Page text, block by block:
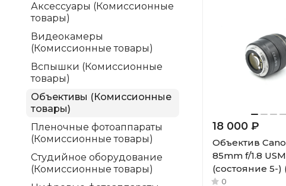
18 000 ₽
Объектив
85mm f/1.8 USM
(состояние 5-)
0
Аксессуары (Комиссионные
товары)
Видеокамеры
(Комиссионные товары)
Вспышки (Комиссионные
товары)
Объективы (Комиссионные
товары)
Пленочные фотоаппараты
(Комиссионные товары)
Студийное оборудование
(Комиссионные товары)